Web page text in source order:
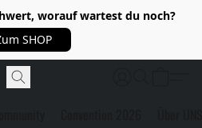
worauf wartest du noch?
SHOP